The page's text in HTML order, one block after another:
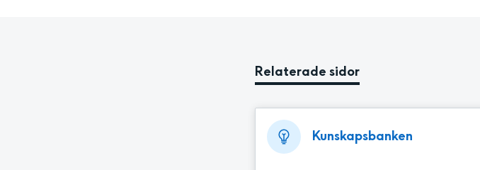
Relaterade sidor
Kunskapsbanken